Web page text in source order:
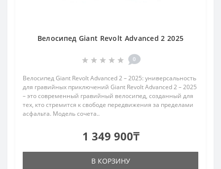
Велосипед Giant Revolt Advanced 2 2025
0
Велосипед Giant Revolt Advanced 2 – 2025: универсальность
для гравийных приключений Giant Revolt Advanced 2 – 2025
– это современный гравийный велосипед, созданный для
тех, кто стремится к свободе передвижения за пределами
асфальта. Модель сочета..
1 349 900₸
В КОРЗИНУ